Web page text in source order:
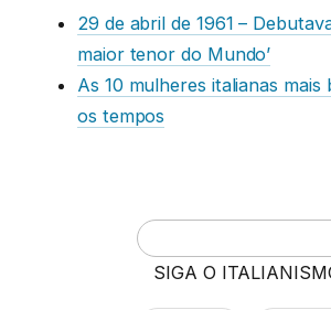
29 de abril de 1961 –
maior tenor do Mundo’
As 10 mulheres italianas mais
os tempos
SIGA O